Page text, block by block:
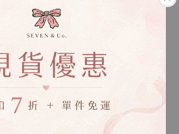
用評價溝通，我們不願意給予一樣的
再下單喔。
們會依照每個人的手圍去量身打造，所
水晶數量就會不同，以符合正常的手鍊
們提供的客製範圍為「手圍尺寸客製
做」，還有更進一步的「生命靈數量